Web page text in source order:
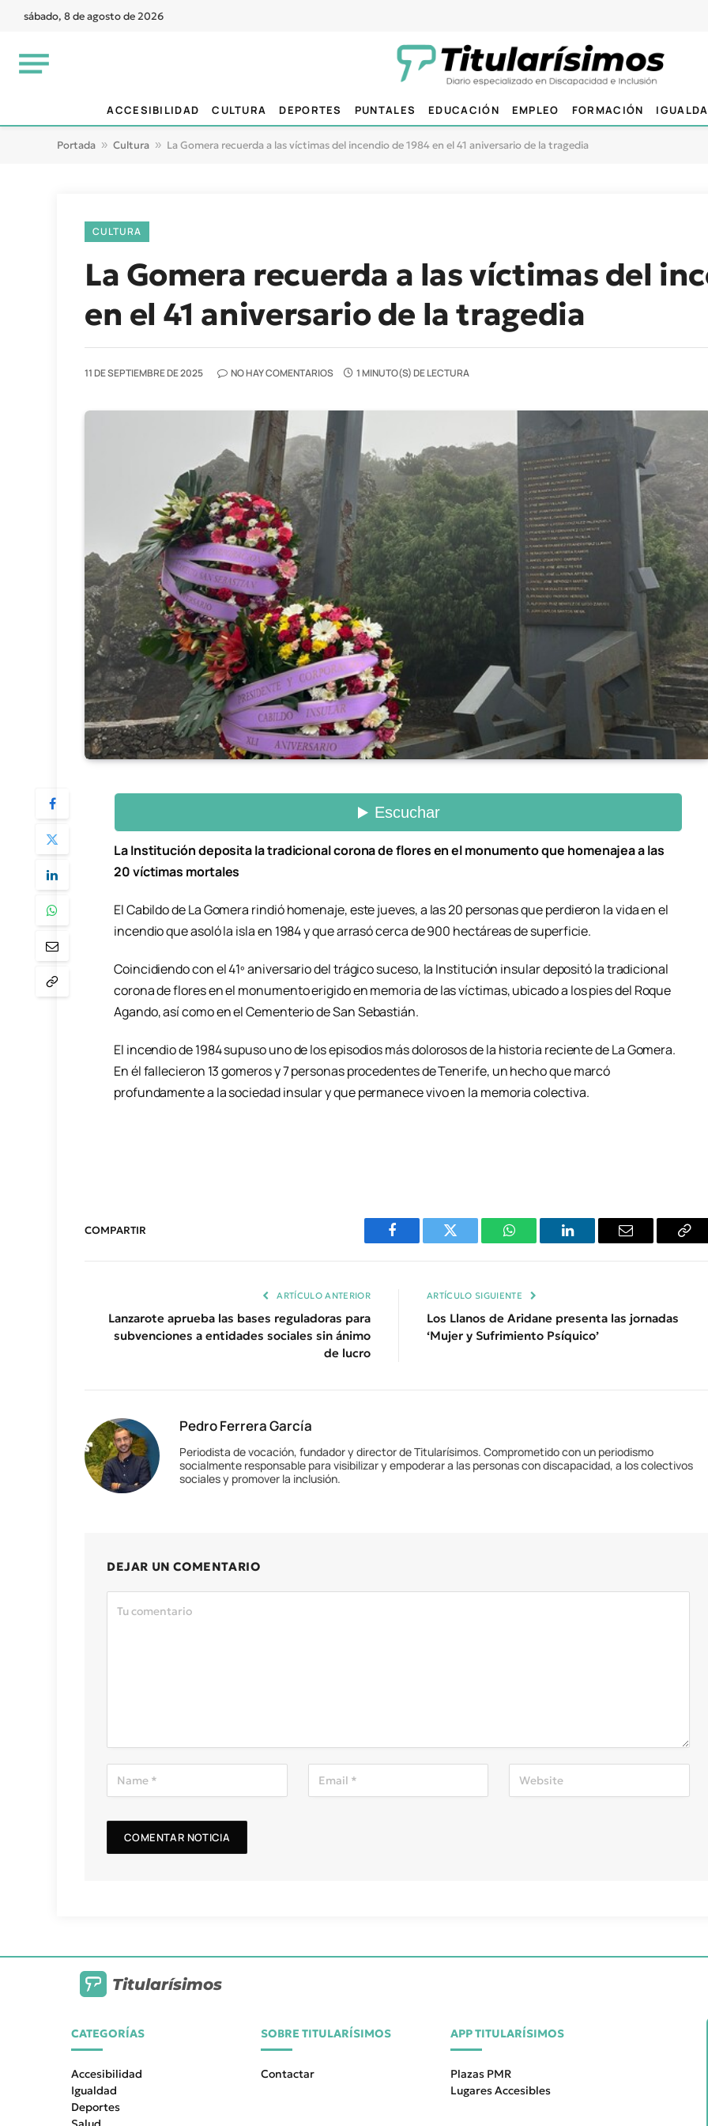
sábado, 8 de agosto de 2026
ACCESIBILIDAD CULTURA DEPORTES PUNTALES EDUCACIÓN EMPLEO FORMACIÓN
Portada » Cultura » La Gomera recuerda a las víctimas del incendio de 1984 en el 41 aniversario de la tragedia
CULTURA
La Gomera recuerda a las víctimas del
en el 41 aniversario de la tragedia
11 DE SEPTIEMBRE DE 2025 NO HAY COMENTARIOS 1 MINUTO(S) DE LECTURA
La Institución deposita la tradicional corona de flores en el monumento que homenajea a las
20 víctimas mortales
El Cabildo de La Gomera rindió homenaje, este jueves, a las 20 personas que perdieron la vida en el
incendio que asoló la isla en 1984 y que arrasó cerca de 900 hectáreas de superficie.
Coincidiendo con el 41º aniversario del trágico suceso, la Institución insular depositó la tradicional
corona de flores en el monumento erigido en memoria de las víctimas, ubicado a los pies del Roque
Agando, así como en el Cementerio de San Sebastián.
El incendio de 1984 supuso uno de los episodios más dolorosos de la historia reciente de La Gomera.
En él fallecieron 13 gomeros y 7 personas procedentes de Tenerife, un hecho que marcó
profundamente a la sociedad insular y que permanece vivo en la memoria colectiva.
COMPARTIR
Facebook Twitter WhatsAppLinkedIn Email
ARTÍCULO ANTERIOR
Lanzarote aprueba las bases reguladoras para
subvenciones a entidades sociales sin ánimo
de lucro
ARTÍCULO SIGUIENTE
Los Llanos de Aridane presenta las jornadas
‘Mujer y Sufrimiento Psíquico’
Pedro Ferrera García
Periodista de vocación, fundador y director de Titularísimos. Comprometido con un periodismo
socialmente responsable para visibilizar y empoderar a las personas con discapacidad, a los colectivos
sociales y promover la inclusión.
DEJAR UN COMENTARIO
Titularísimos
CATEGORÍAS
Accesibilidad
Igualdad
Deportes
SOBRE TITULARÍSIMOS
Contactar
APP TITULARÍSIMOS
Plazas PMR
Lugares Accesibles